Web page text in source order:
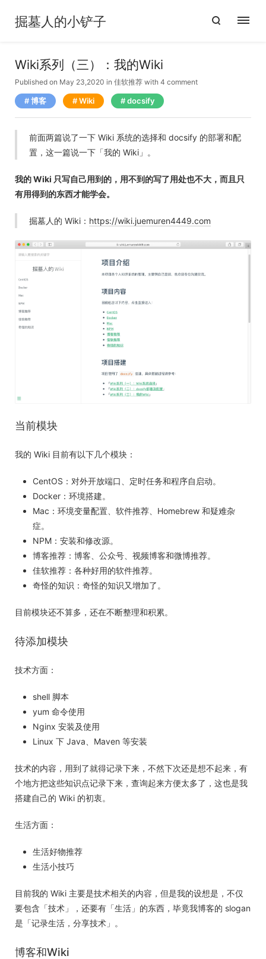
掘墓人的小铲子
Wiki系列（三）：我的Wiki
Published on May 23,2020 in 佳软推荐 with 4 comment
博客 Wiki docsify
前面两篇说了一下 Wiki 系统的选择和 docsify 的部署和配
置，这一篇说一下「我的 Wiki」。
我的 Wiki 只写自己用到的，用不到的写了用处也不大，而且只
有用得到的东西才能学会。
掘墓人的 Wiki： https://wiki.juemuren4449.com
当前模块
我的 Wiki 目前有以下几个模块：
CentOS：对外开放端口、定时任务和程序自启动。
Docker：环境搭建。
Mac：环境变量配置、软件推荐、Homebrew 和疑难杂
症。
NPM：安装和修改源。
博客推荐：博客、公众号、视频博客和微博推荐。
佳软推荐：各种好用的软件推荐。
奇怪的知识：奇怪的知识又增加了。
目前模块还不算多，还在不断整理和积累。
待添加模块
技术方面：
shell 脚本
yum 命令使用
Nginx 安装及使用
Linux 下 Java、Maven 等安装
技术的内容，用到了就得记录下来，不然下次还是想不起来，有
个地方把这些知识点记录下来，查询起来方便太多了，这也是我
搭建自己的 Wiki 的初衷。
生活方面：
生活好物推荐
生活小技巧
目前我的 Wiki 主要是技术相关的内容，但是我的设想是，不仅
要包含「技术」，还要有「生活」的东西，毕竟我博客的 slogan
是「记录生活，分享技术」。
博客和Wiki